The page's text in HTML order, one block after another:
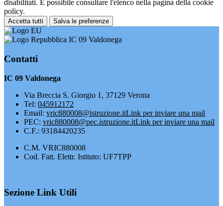
disabilitati. È possibile consultare l'elenco nella pagina della cookie
policy.
Accetta tutti Salva le preferenze
IC 09 Valdonega
Contatti
IC 09 Valdonega
Via Breccia S. Giorgio 1, 37129 Verona
Tel: 045912172
Email: vric880008@istruzione.itLink per inviare una mail
PEC: vric880008@pec.istruzione.itLink per inviare una mail
C.F.: 93184420235
C.M. VRIC880008
Cod. Fatt. Elettr. Istituto: UF7TPP
Sezione Link Utili